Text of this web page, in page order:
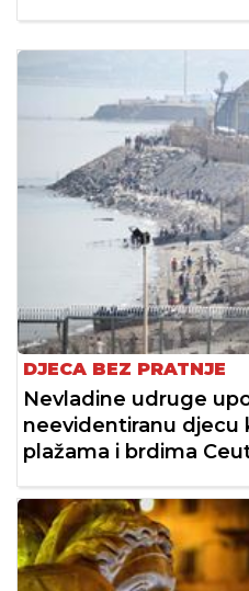
DJECA BEZ PRATNJE
Nevladine udruge
neevidentiranu djecu
plažama i brdima